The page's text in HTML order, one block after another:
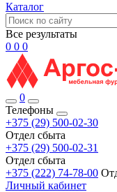
Каталог
Все результаты
0 0 0
0
Телефоны
+375 (29) 500-02-30
Отдел сбыта
+375 (29) 500-02-31
Отдел сбыта
+375 (222) 74-78-00
Личный кабинет